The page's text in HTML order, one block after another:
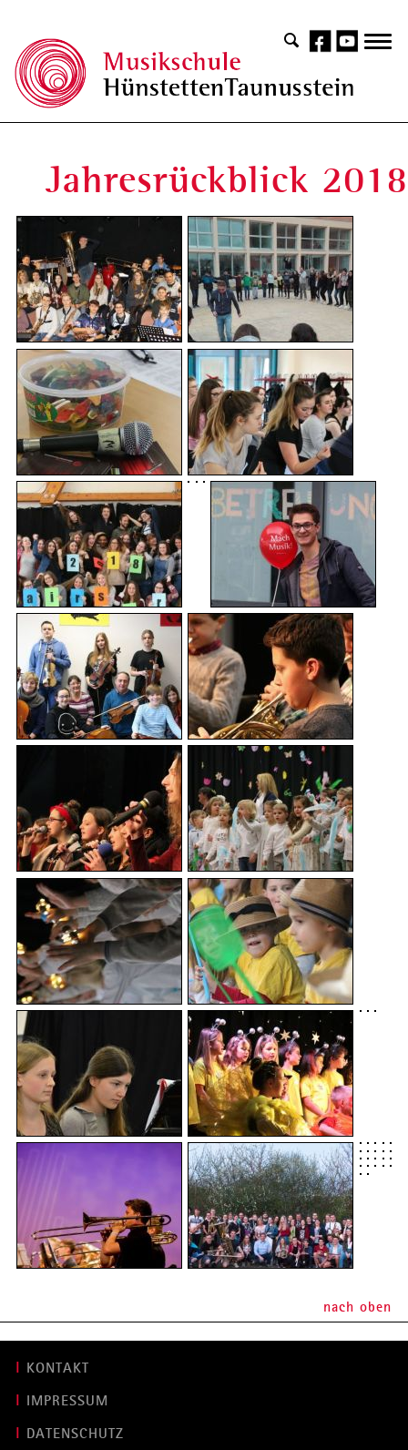
Jahresrückblick 2018
nach oben
KONTAKT
IMPRESSUM
DATENSCHUTZ